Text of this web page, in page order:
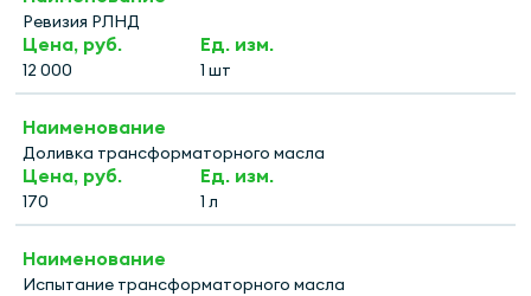
Ревизия РЛНД
12 000 1 шт
Доливка трансформаторного масла
170 1 л
Испытание трансформаторного масла